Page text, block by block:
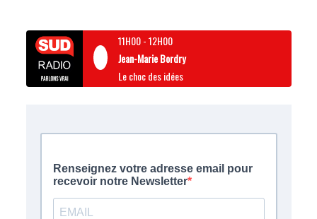
11H00-12H00
Jean-Marie Bordry
Le choc des idées